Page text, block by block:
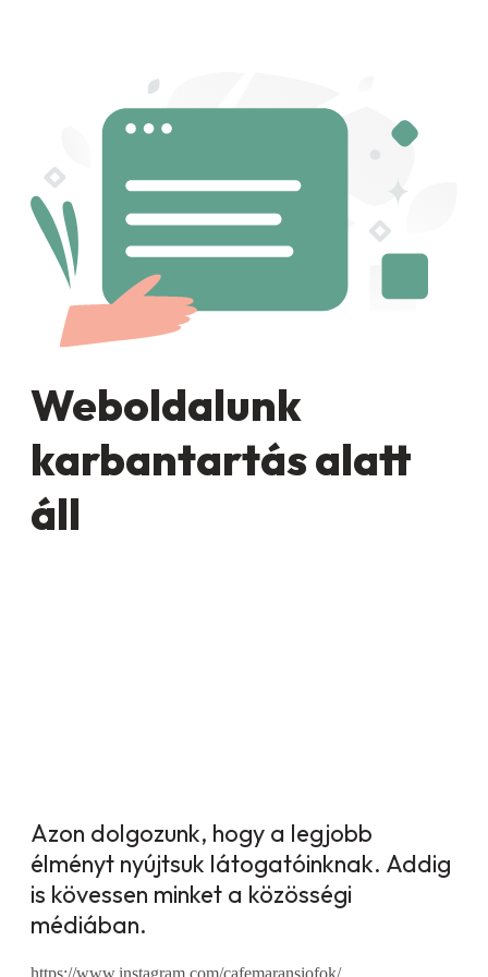
Weboldalunk
karbantartás alatt
áll
Azon dolgozunk, hogy a legjobb
élményt nyújtsuk látogatóinknak. Addig
is kövessen minket a közösségi
médiában.
https://www.instagram.com/cafemaransiofok/